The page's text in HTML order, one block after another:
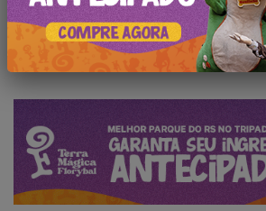
Férias de Inverno com Super desconto!